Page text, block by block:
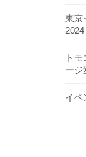
東京
ト
ージ
イベ